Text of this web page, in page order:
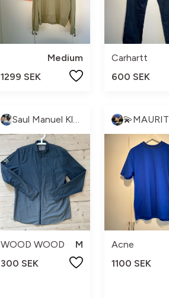
Medium
1299 SEK
Carhartt
600 SEK
WOOD WOOD
M
300 SEK
Acne
1100 SEK